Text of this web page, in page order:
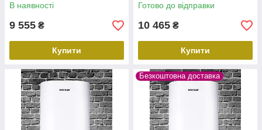
В наявності
9 555 ₴
Купити
Готово до відправки
10 465 ₴
Купити
Безкоштовна доставка